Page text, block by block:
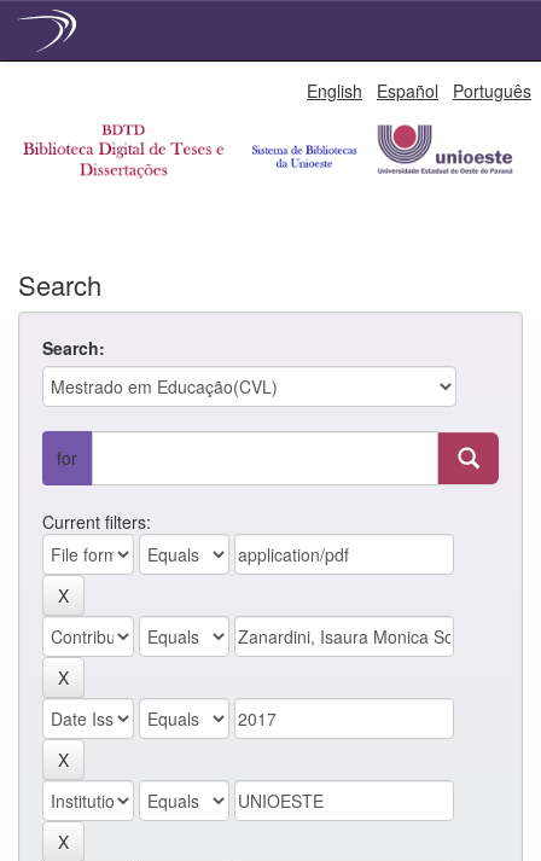
English Español Português
Search
Search:
for
Current filters: